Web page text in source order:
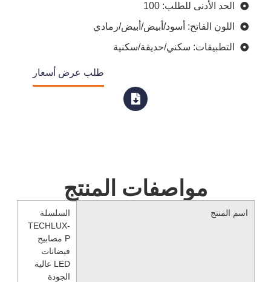
الحد الأدنى للطلب: 100
اللون الفاتح: أسود/أبيض/أبيض/رمادي
التطبيقات: سكني/حديقة/سكنية
طلب عرض أسعار
مواصفات المنتج
اسم المنتج
السلسلة
TECHLUX-
P مصابيح
فيضانات
LED عالية
الجودة